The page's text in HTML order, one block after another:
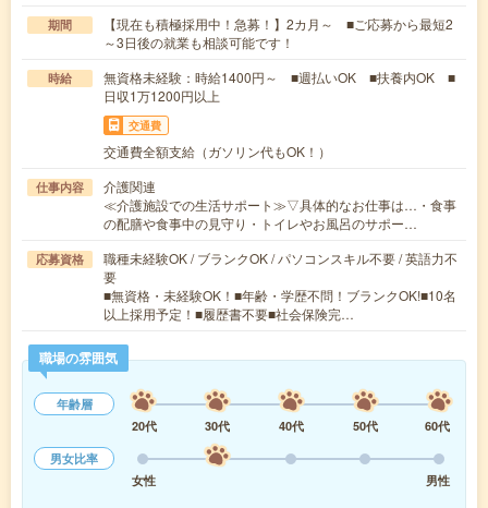
期間
【現在も積極採用中！急募！】2カ月～ ■ご応募から最短2
～3日後の就業も相談可能です！
時給
無資格未経験：時給1400円～ ■週払いOK ■扶養内OK ■
日収1万1200円以上
交通費
交通費全額支給（ガソリン代もOK！）
仕事内容
介護関連
≪介護施設での生活サポート≫▽具体的なお仕事は…・食事
の配膳や食事中の見守り・トイレやお風呂のサポー…
応募資格
職種未経験OK / ブランクOK / パソコンスキル不要 / 英語力不
要
■無資格・未経験OK！■年齢・学歴不問！ブランクOK!■10名
以上採用予定！■履歴書不要■社会保険完…
職場の雰囲気
年齢層
20代
30代 40代 50代
60代
男女比率
女性
男性